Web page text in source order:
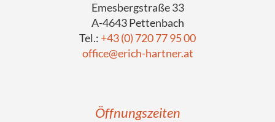
Emesbergstraße 33
A-4643 Pettenbach
Tel.: +43 (0) 720 77 95 00
office@erich-hartner.at
Öffnungszeiten